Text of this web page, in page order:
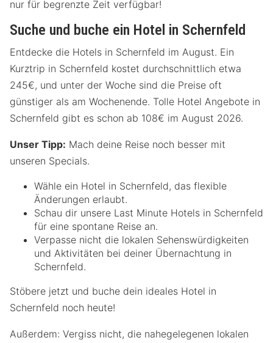
nur für begrenzte Zeit verfügbar!
Suche und buche ein Hotel in Schernfeld
Entdecke die Hotels in Schernfeld im August. Ein
Kurztrip in Schernfeld kostet durchschnittlich etwa
245€, und unter der Woche sind die Preise oft
günstiger als am Wochenende. Tolle Hotel Angebote in
Schernfeld gibt es schon ab 108€ im August 2026.
Unser Tipp: Mach deine Reise noch besser mit
unseren Specials.
Wähle ein Hotel in Schernfeld, das flexible
Änderungen erlaubt.
Schau dir unsere Last Minute Hotels in Schernfeld
für eine spontane Reise an.
Verpasse nicht die lokalen Sehenswürdigkeiten
und Aktivitäten bei deiner Übernachtung in
Schernfeld.
Stöbere jetzt und buche dein ideales Hotel in
Schernfeld noch heute!
Außerdem: Vergiss nicht, die nahegelegenen lokalen